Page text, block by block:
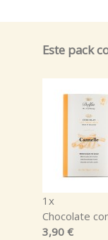
Este pack
1x
Chocolate
3,90 €